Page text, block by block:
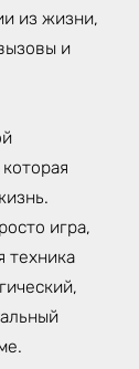
из жизни,
и
игра,
техника